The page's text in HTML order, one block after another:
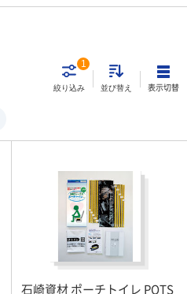
絞り込み
1
並び替え 表示切替
石崎資材 ポーチトイレ POTS